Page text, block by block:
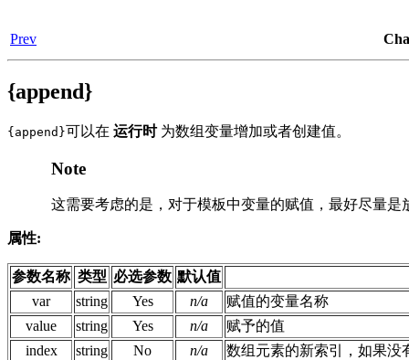
Prev
{append}
{append}可以在 运行时为数组变量增加或者创建值。
Note
这需要考虑的是，对于模板中变量的赋值，最好尽量是
属性:
参数名称 类型 必选参数 默认值
var
string Yes n/a
赋值的变量名称
value
string Yes n/a
赋予的值
index
string No n/a
数组元素的新索引，如果没